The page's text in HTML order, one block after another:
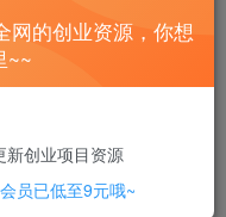
网的创业资源，你想
~~
新创业项目资源
员已低至9元哦~